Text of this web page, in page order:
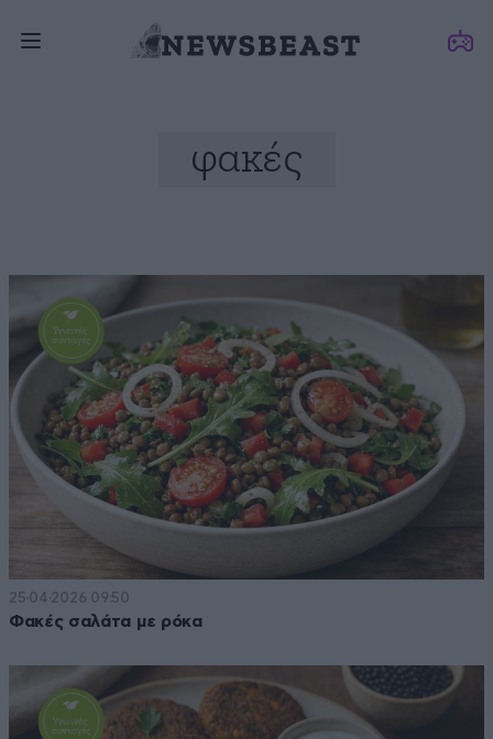
φακές
25·04·2026 09:50
Φακές σαλάτα με ρόκα